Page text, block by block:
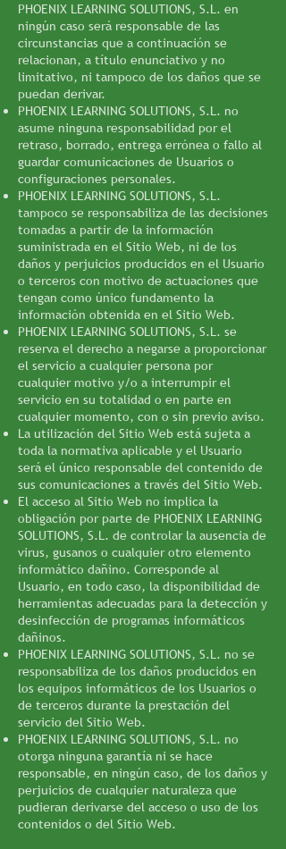
PHOENIX LEARNING SOLUTIONS, S.L. en
ningún caso será responsable de las
circunstancias que a continuación se
relacionan, a título enunciativo y no
limitativo, ni tampoco de los daños que se
puedan derivar.
PHOENIX LEARNING SOLUTIONS, S.L. no
asume ninguna responsabilidad por el
retraso, borrado, entrega errónea o fallo al
guardar comunicaciones de Usuarios o
configuraciones personales.
PHOENIX LEARNING SOLUTIONS, S.L.
tampoco se responsabiliza de las decisiones
tomadas a partir de la información
suministrada en el Sitio Web, ni de los
daños y perjuicios producidos en el Usuario
o terceros con motivo de actuaciones que
tengan como único fundamento la
información obtenida en el Sitio Web.
PHOENIX LEARNING SOLUTIONS, S.L. se
reserva el derecho a negarse a proporcionar
el servicio a cualquier persona por
cualquier motivo y/o a interrumpir el
servicio en su totalidad o en parte en
cualquier momento, con o sin previo aviso.
La utilización del Sitio Web está sujeta a
toda la normativa aplicable y el Usuario
será el único responsable del contenido de
sus comunicaciones a través del Sitio Web.
El acceso al Sitio Web no implica la
obligación por parte de PHOENIX LEARNING
SOLUTIONS, S.L. de controlar la ausencia de
virus, gusanos o cualquier otro elemento
informático dañino. Corresponde al
Usuario, en todo caso, la disponibilidad de
herramientas adecuadas para la detección y
desinfección de programas informáticos
dañinos.
PHOENIX LEARNING SOLUTIONS, S.L. no se
responsabiliza de los daños producidos en
los equipos informáticos de los Usuarios o
de terceros durante la prestación del
servicio del Sitio Web.
PHOENIX LEARNING SOLUTIONS, S.L. no
otorga ninguna garantía ni se hace
responsable, en ningún caso, de los daños y
perjuicios de cualquier naturaleza que
pudieran derivarse del acceso o uso de los
contenidos o del Sitio Web.